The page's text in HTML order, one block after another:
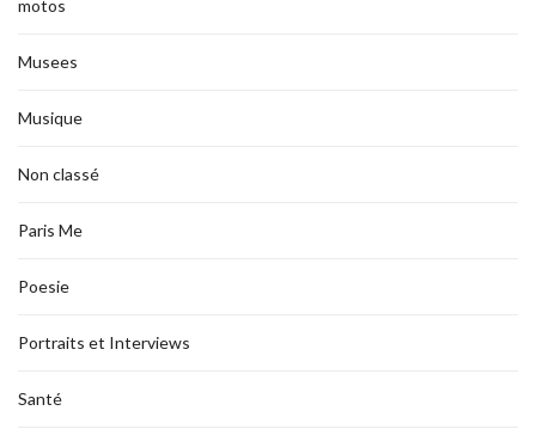
motos
Musees
Musique
Non classé
Paris Me
Poesie
Portraits et Interviews
Santé